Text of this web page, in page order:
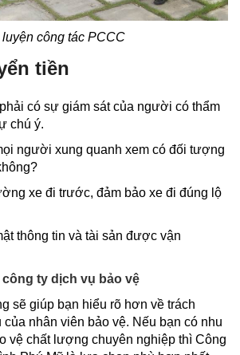
công tác PCCC
tiền
có sự giám sát của người có thẩm
chú ý.
người xung quanh xem có đối tượng
xe đi trước, đảm bảo xe đi đúng lộ
thông tin và tài sản được vận
công ty dịch vụ bảo vệ
sẽ giúp bạn hiểu rõ hơn về trách
của nhân viên bảo vệ. Nếu bạn có nhu
vệ chất lượng chuyên nghiệp thì Công